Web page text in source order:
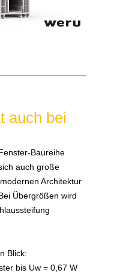
auch bei
Baureihe
auch große
Architektur
Übergrößen wird
Blick:
bis Uw = 0,67 W